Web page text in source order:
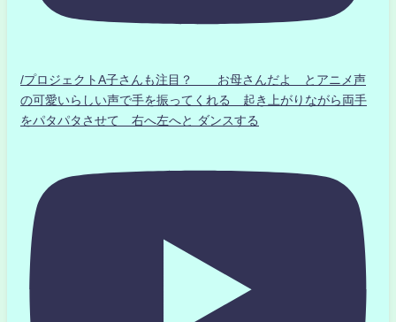
/プロジェクトA子さんも注目？ お母さんだよ とアニメ声
の可愛いらしい声で手を振ってくれる 起き上がりながら両手
をパタパタさせて 右へ左へと ダンスする